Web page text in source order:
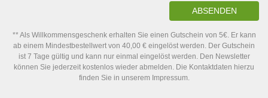
ABSENDEN
** Als Willkommensgeschenk erhalten Sie einen Gutschein von 5€. Er kann
ab einem Mindestbestellwert von 40,00 € eingelöst werden. Der Gutschein
ist 7 Tage gültig und kann nur einmal eingelöst werden. Den Newsletter
können Sie jederzeit kostenlos wieder abmelden. Die Kontaktdaten hierzu
finden Sie in unserem Impressum.